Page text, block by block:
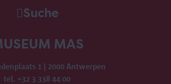
Suche
MAS
1 | 2000 Antwerpen
tel. +32 3 338 44 00